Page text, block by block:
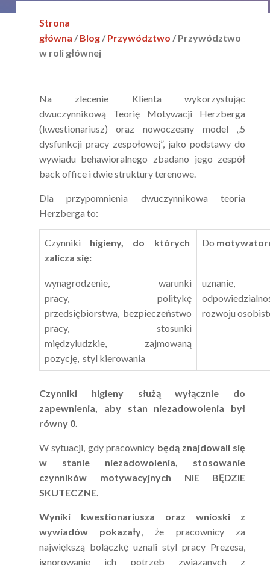
adipiscing elit. Lorem
ipsum dolor sit amet,
consectetur.
Pomagamy m.in. w:
Lorem ipsum dolor sit
Lorem ipsum dolor sit
Lorem ipsum dolor sit
Lorem ipsum dolor sit
adipiscing elit. Lorem
ipsum dolor sit amet,
consectetur.
Pomagamy m.in. w:
Lorem ipsum dolor sit
Lorem ipsum dolor sit
Lorem ipsum dolor sit
Lorem ipsum dolor sit
adipiscing elit. Lorem
ipsum dolor sit amet,
consectetur.
Pomagamy m.in. w:
Lorem ipsum dolor sit
Lorem ipsum dolor sit
Zobacz więcej
Strona
główna / Blog/ Przywództwo / Przywództwo
w roli głównej
Na zlecenie Klienta wykorzystując
dwuczynnikową Teorię Motywacji Herzberga
(kwestionariusz) oraz nowoczesny model „5
dysfunkcji pracy zespołowej”, jako podstawy do
wywiadu behawioralnego zbadano jego zespół
back office i dwie struktury terenowe.
Dla przypomnienia dwuczynnikowa teoria
Herzberga to:
Czynniki higieny, do których
zalicza się:
Do
wynagrodzenie, warunki
pracy, politykę
przedsiębiorstwa, bezpieczeństwo
pracy, stosunki
międzyludzkie, zajmowaną
pozycję, styl kierowania
rozwoju
Czynniki higieny służą wyłącznie do
zapewnienia, aby stan niezadowolenia był
równy 0.
W sytuacji, gdy pracownicy będą znajdowali się
w stanie niezadowolenia, stosowanie
czynników motywacyjnych NIE BĘDZIE
SKUTECZNE.
Wyniki kwestionariusza oraz wnioski z
wywiadów pokazały , że pracownicy za
największą bolączkę uznali styl pracy Prezesa,
ignorowanie ich potrzeb związanych z